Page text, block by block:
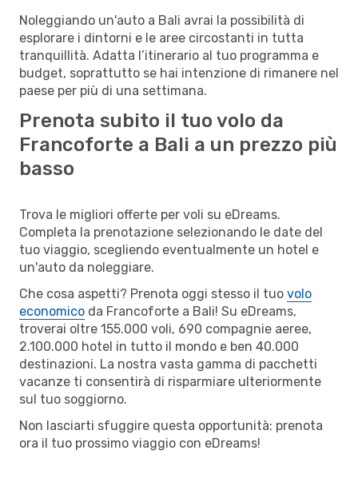
Noleggiando un'auto a Bali avrai la possibilità di
esplorare i dintorni e le aree circostanti in tutta
tranquillità. Adatta l’itinerario al tuo programma e
budget, soprattutto se hai intenzione di rimanere nel
paese per più di una settimana.
Prenota subito il tuo volo da
Francoforte a Bali a un prezzo più
basso
Trova le migliori offerte per voli su eDreams.
Completa la prenotazione selezionando le date del
tuo viaggio, scegliendo eventualmente un hotel e
un'auto da noleggiare.
Che cosa aspetti? Prenota oggi stesso il tuo volo
economico da Francoforte a Bali! Su eDreams,
troverai oltre 155.000 voli, 690 compagnie aeree,
2.100.000 hotel in tutto il mondo e ben 40.000
destinazioni. La nostra vasta gamma di pacchetti
vacanze ti consentirà di risparmiare ulteriormente
sul tuo soggiorno.
Non lasciarti sfuggire questa opportunità: prenota
ora il tuo prossimo viaggio con eDreams!